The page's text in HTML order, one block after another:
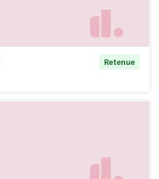
Retenue